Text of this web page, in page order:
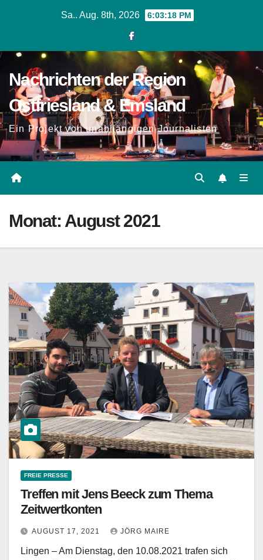
Sa.. Aug. 8th, 2026 6:03:19 PM
Nachrichten der Region
Ostfriesland & Emsland
Ein Projekt von unabhängigen Journalisten
Monat: August 2021
FREIE PRESSE
Treffen mit Jens Beeck zum Thema
Zeitwertkonten
AUGUST 17, 2021 JÖRG MAIRE
Lingen – Am Dienstag, den 10.08.2021 trafen sich